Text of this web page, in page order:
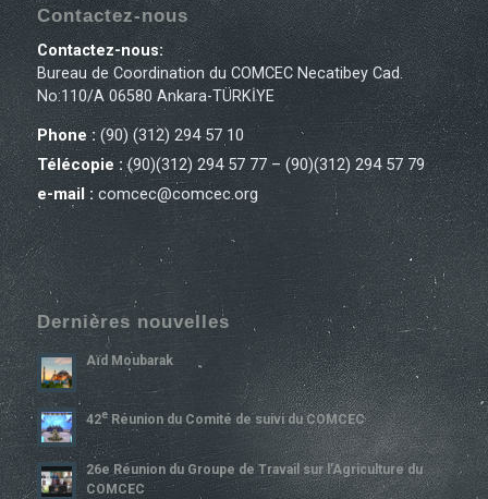
Contactez-nous
Contactez-nous:
Bureau de Coordination du COMCEC Necatibey Cad.
No:110/A 06580 Ankara-TÜRKİYE
Phone :(90) (312) 294 57 10
Télécopie :(90)(312) 294 57 77 – (90)(312) 294 57 79
e-mail : comcec@comcec.org
Dernières nouvelles
Aïd Moubarak
42ERéunion du Comité de suivi du COMCEC
26e Réunion du Groupe de Travail sur l’Agriculture du
COMCEC